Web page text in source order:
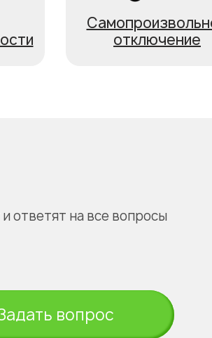
отключение
ответят на все вопросы
вопрос